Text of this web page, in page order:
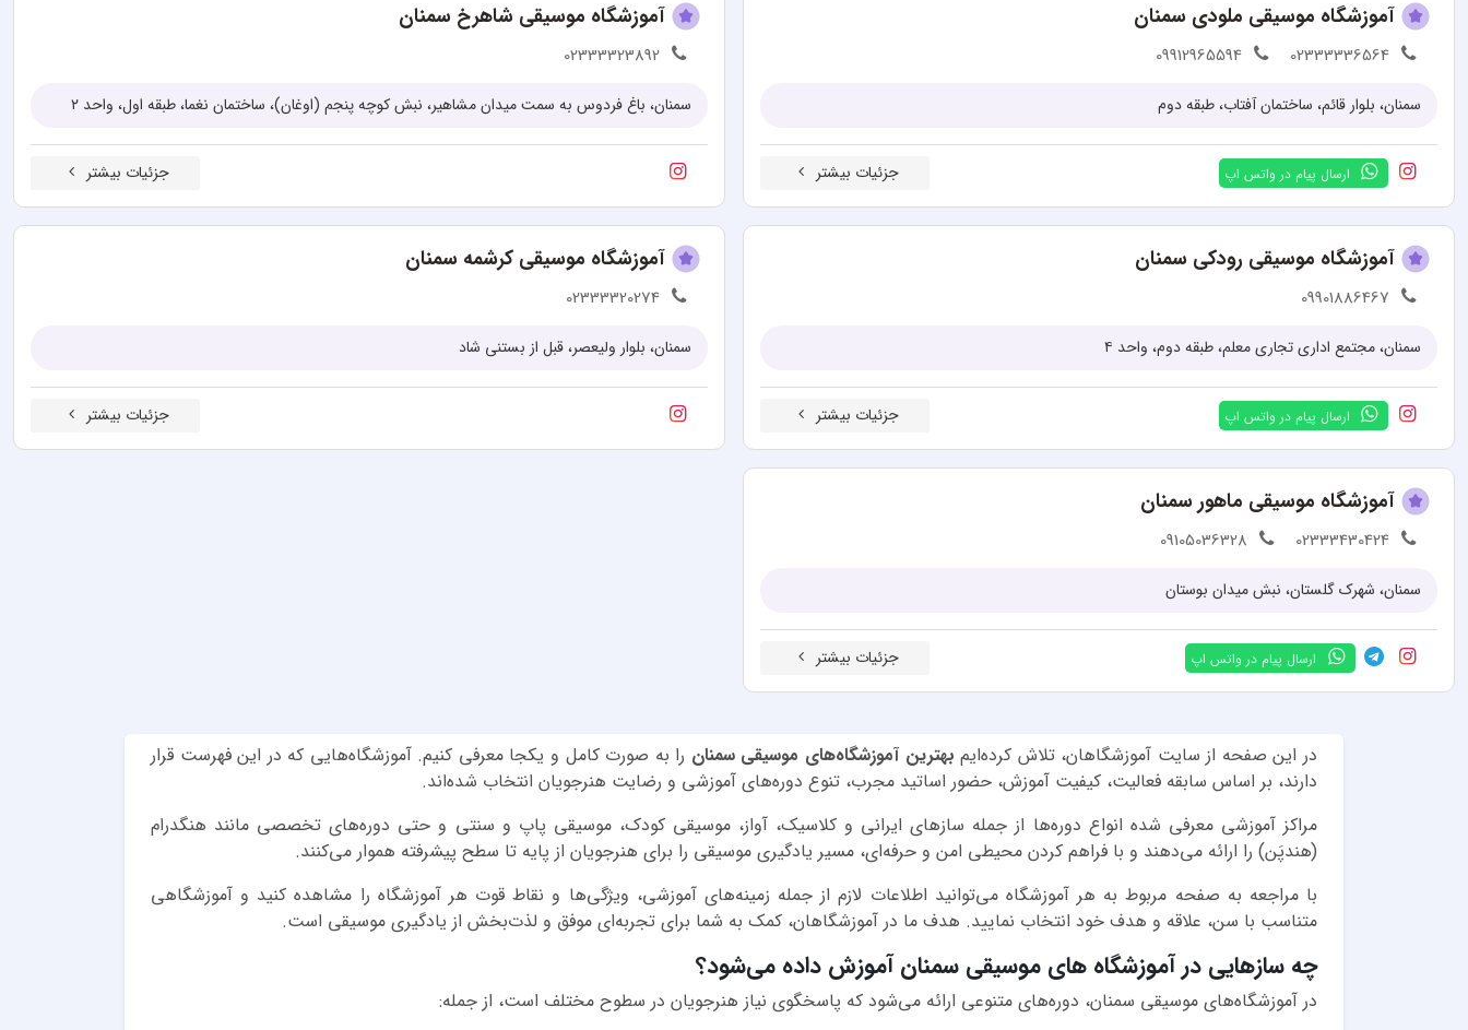
آموزشگاه موسیقی ملودی سمنان
02333336564
09912965594
سمنان، بلوار قائم، ساختمان آفتاب، طبقه دوم
ارسال پیام در واتس اپ جزئیات بیشتر
آموزشگاه موسیقی شاهرخ سمنان
02333323892
سمنان، باغ فردوس به سمت میدان مشاهیر، نبش کوچه پنجم (اوغان)، ساختمان نغما، طبقه اول، واحد ۲
جزئیات بیشتر
آموزشگاه موسیقی رودکی سمنان
09901886467
سمنان، مجتمع اداری تجاری معلم، طبقه دوم، واحد ۴
ارسال پیام در واتس اپ جزئیات بیشتر
آموزشگاه موسیقی کرشمه سمنان
02333320274
سمنان، بلوار ولیعصر، قبل از بستنی شاد
جزئیات بیشتر
آموزشگاه موسیقی ماهور سمنان
02333430424
09105036328
سمنان، شهرک گلستان، نبش میدان بوستان
ارسال پیام در واتس اپ جزئیات بیشتر
در این صفحه از سایت آموزشگاهان، تلاش کرده‌ایم بهترین آموزشگاه‌های موسیقی سمنان را به صورت کامل و یکجا معرفی کنیم. آموزشگاه‌هایی که در این فهرست قرار
دارند، بر اساس سابقه فعالیت، کیفیت آموزش، حضور اساتید مجرب، تنوع دوره‌های آموزشی و رضایت هنرجویان انتخاب شده‌اند.
مراکز آموزشی معرفی شده انواع دوره‌ها از جمله سازهای ایرانی و کلاسیک، آواز، موسیقی کودک، موسیقی پاپ و سنتی و حتی دوره‌های تخصصی مانند هنگدرام
(هندپَن) را ارائه می‌دهند و با فراهم کردن محیطی امن و حرفه‌ای، مسیر یادگیری موسیقی را برای هنرجویان از پایه تا سطح پیشرفته هموار می‌کنند.
با مراجعه به صفحه مربوط به هر آموزشگاه می‌توانید اطلاعات لازم از جمله زمینه‌های آموزشی، ویژگی‌ها و نقاط قوت هر آموزشگاه را مشاهده کنید و آموزشگاهی
متناسب با سن، علاقه و هدف خود انتخاب نمایید. هدف ما در آموزشگاهان، کمک به شما برای تجربه‌ای موفق و لذت‌بخش از یادگیری موسیقی است.
چه سازهایی در آموزشگاه های موسیقی سمنان آموزش داده می‌شود؟
در آموزشگاه‌های موسیقی سمنان، دوره‌های متنوعی ارائه می‌شود که پاسخگوی نیاز هنرجویان در سطوح مختلف است، از جمله: